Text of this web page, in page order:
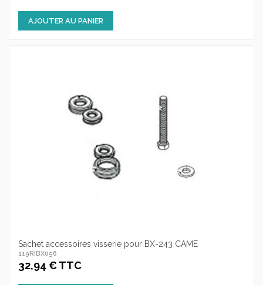
AJOUTER AU PANIER
Sachet accessoires visserie pour BX-243 CAME
119RIBX056
32,94 € TTC